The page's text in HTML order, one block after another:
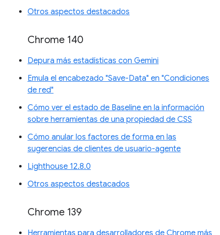
Otros aspectos destacados
Chrome 140
Depura más estadísticas con Gemini
Emula el encabezado "Save-Data" en "Condiciones
de red"
Cómo ver el estado de Baseline en la información
sobre herramientas de una propiedad de CSS
Cómo anular los factores de forma en las
sugerencias de clientes de usuario-agente
Lighthouse 12.8.0
Otros aspectos destacados
Chrome 139